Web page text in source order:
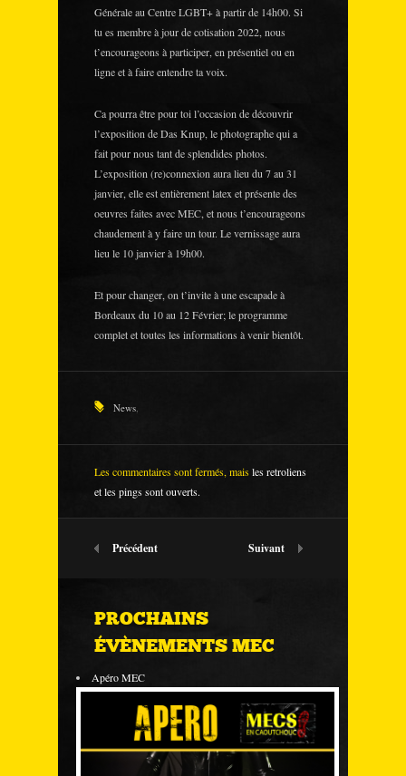
Générale au Centre LGBT+ à partir de 14h00. Si
tu es membre à jour de cotisation 2022, nous
t’encourageons à participer, en présentiel ou en
ligne et à faire entendre ta voix.
Ca pourra être pour toi l’occasion de découvrir
l’exposition de Das Knup, le photographe qui a
fait pour nous tant de splendides photos.
L’exposition (re)connexion aura lieu du 7 au 31
janvier, elle est entièrement latex et présente des
oeuvres faites avec MEC, et nous t’encourageons
chaudement à y faire un tour. Le vernissage aura
lieu le 10 janvier à 19h00.
Et pour changer, on t’invite à une escapade à
Bordeaux du 10 au 12 Février; le programme
complet et toutes les informations à venir bientôt.
News,
Les commentaires sont fermés, maisles retroliens
et les pings sont ouverts.
Précédent Suivant
PROCHAINS
ÉVÈNEMENTS MEC
Apéro MEC